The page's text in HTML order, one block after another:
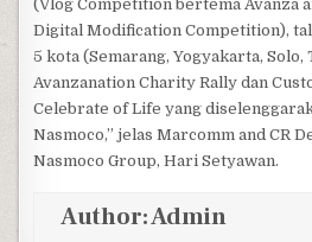
(Vlog Competition bertema Avanza
Digital Modification Competition),
5 kota (Semarang, Yogyakarta,
Avanzanation Charity Rally dan
Celebrate of Life yang
Nasmoco,” jelas Marcomm and CR
Nasmoco Group, Hari Setyawan.
Author:Admin